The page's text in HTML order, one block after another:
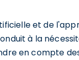
et de
à la
en compte